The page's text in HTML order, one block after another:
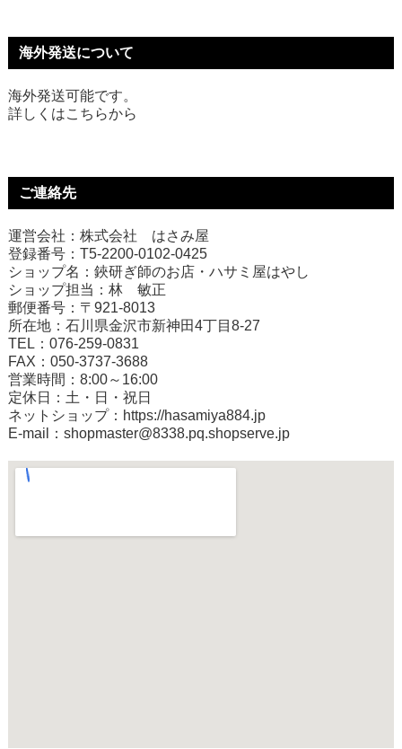
海外発送について
海外発送可能です。
詳しくはこちらから
ご連絡先
運営会社：株式会社 はさみ屋
登録番号：T5-2200-0102-0425
ショップ名：鋏研ぎ師のお店・ハサミ屋はやし
ショップ担当：林 敏正
郵便番号：〒921-8013
所在地：石川県金沢市新神田4丁目8-27
TEL：076-259-0831
FAX：050-3737-3688
営業時間：8:00～16:00
定休日：土・日・祝日
ネットショップ： https://hasamiya884.jp
E-mail：shopmaster@8338.pq.shopserve.jp